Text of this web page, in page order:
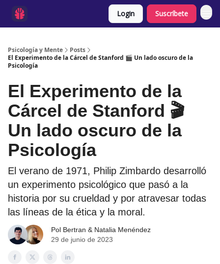
Login Suscríbete
Psicología y Mente
Posts
El Experimento de la Cárcel de Stanford 🎬 Un lado oscuro de la
Psicología
El Experimento de la
Cárcel de Stanford 🎬
Un lado oscuro de la
Psicología
El verano de 1971, Philip Zimbardo desarrolló
un experimento psicológico que pasó a la
historia por su crueldad y por atravesar todas
las líneas de la ética y la moral.
Pol Bertran & Natalia Menéndez
29 de junio de 2023